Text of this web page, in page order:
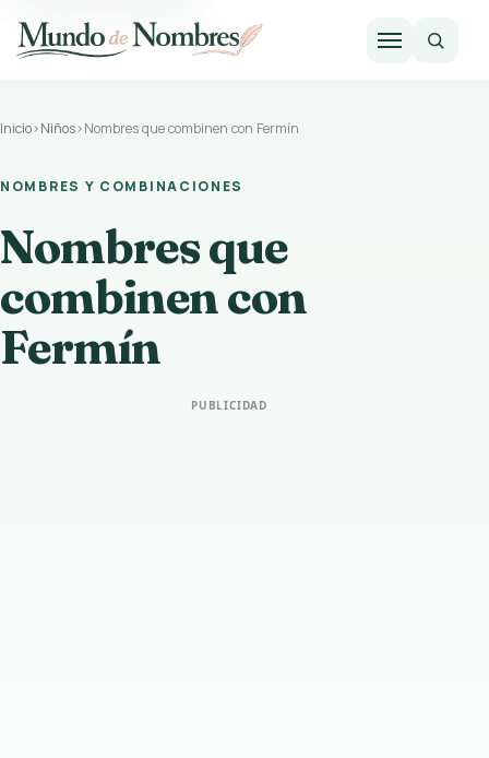
Inicio›Niños›Nombres que combinen con Fermín
NOMBRES Y COMBINACIONES
Nombres que
combinen con
Fermín
PUBLICIDAD